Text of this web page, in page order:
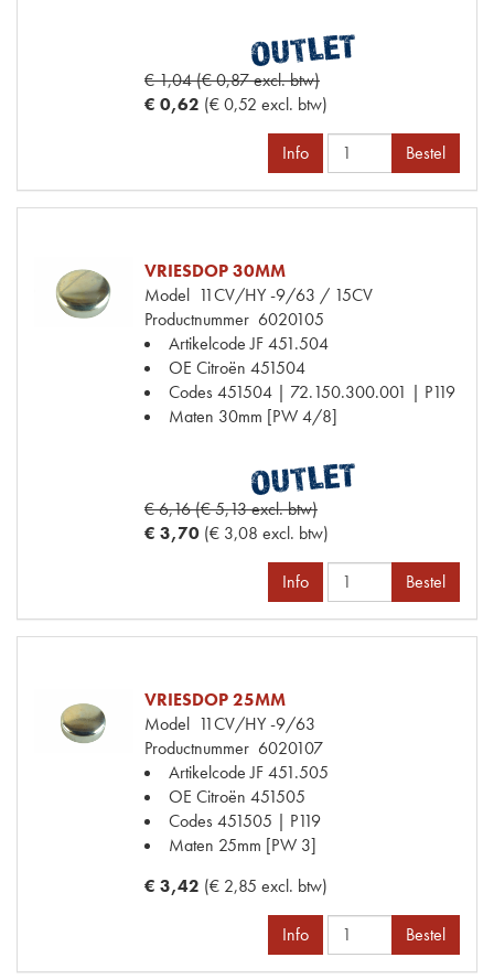
€ 1,04 (€ 0,87 excl. btw)
€ 0,62 (€ 0,52 excl. btw)
Info Bestel
VRIESDOP 30MM
Model 11CV/HY -9/63 / 15CV
Productnummer 6020105
Artikelcode JF451.504
OE Citroën 451504
Codes451504 | 72.150.300.001 | P119
Maten 30mm [PW 4/8]
€ 6,16 (€ 5,13 excl. btw)
€ 3,70 (€ 3,08 excl. btw)
Info Bestel
VRIESDOP 25MM
Model 11CV/HY -9/63
Productnummer 6020107
Artikelcode JF451.505
OE Citroën 451505
Codes451505 | P119
Maten 25mm [PW 3]
€ 3,42 (€ 2,85 excl. btw)
Info Bestel